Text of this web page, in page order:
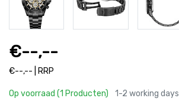
€--,--
€--,-- | RRP
Op voorraad (1 Producten) 1-2 working days